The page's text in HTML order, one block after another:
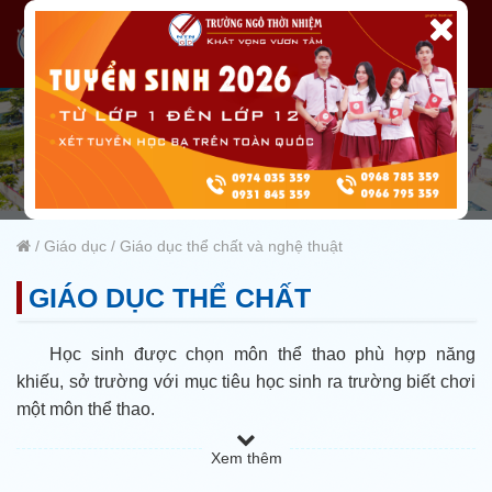
/ Giáo dục / Giáo dục thể chất và nghệ thuật
GIÁO DỤC THỂ CHẤT
Học sinh được chọn môn thể thao phù hợp năng
khiếu, sở trường với mục tiêu học sinh ra trường biết chơi
một môn thể thao.
Tất cả các điểm trường của trường Ngô Thời Nhiệm
Xem thêm